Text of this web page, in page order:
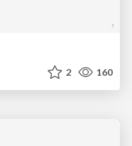
2 160